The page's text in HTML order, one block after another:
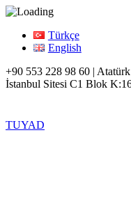
Türkçe
English
+90 553 228 98 60 |
İstanbul Sitesi C1 Blok
TUYAD